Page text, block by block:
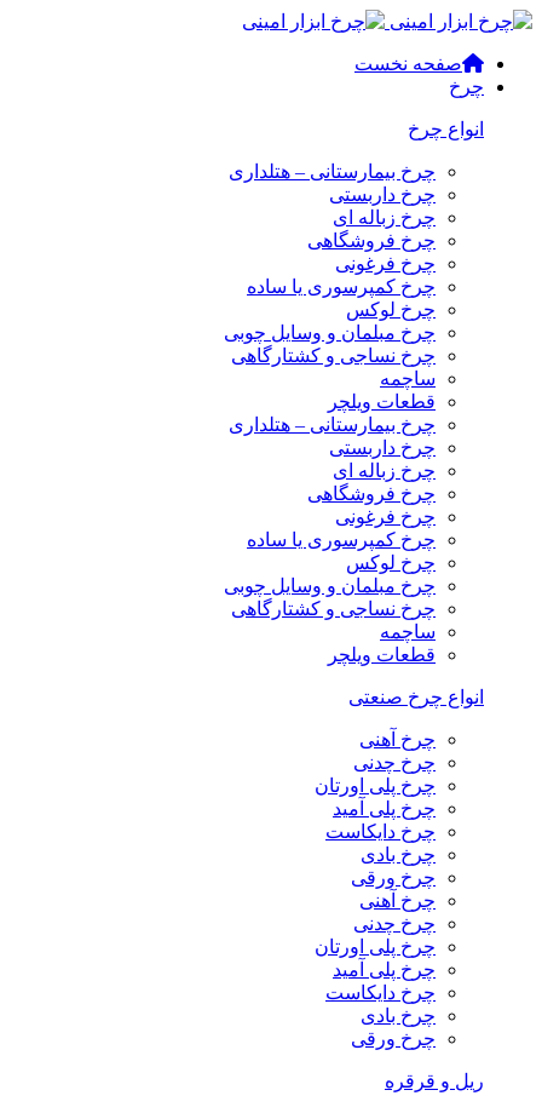
صفحه نخست
چرخ
انواع چرخ
چرخ بیمارستانی – هتلداری
چرخ داربستی
چرخ زباله ای
چرخ فروشگاهی
چرخ فرغونی
چرخ کمپرسوری یا ساده
چرخ لوکس
چرخ مبلمان و وسایل چوبی
چرخ نساجی و کشتارگاهی
ساچمه
قطعات ویلچر
چرخ بیمارستانی – هتلداری
چرخ داربستی
چرخ زباله ای
چرخ فروشگاهی
چرخ فرغونی
چرخ کمپرسوری یا ساده
چرخ لوکس
چرخ مبلمان و وسایل چوبی
چرخ نساجی و کشتارگاهی
ساچمه
قطعات ویلچر
انواع چرخ صنعتی
چرخ آهنی
چرخ چدنی
چرخ پلی اورتان
چرخ پلی آمید
چرخ دایکاست
چرخ بادی
چرخ ورقی
چرخ آهنی
چرخ چدنی
چرخ پلی اورتان
چرخ پلی آمید
چرخ دایکاست
چرخ بادی
چرخ ورقی
ریل و قرقره